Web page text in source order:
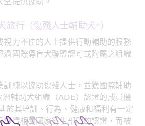
旅行（傷殘人士輔助犬*）
視力不佳的人士提供行動輔助的服務
過國際導盲犬聯盟認可或附屬之組織
訓練以協助傷殘人士，並獲國際輔助
輔助犬組織（ADE）認證的成員機
於其培訓、行為、健康和福利有一定
獲得相關國家衛生部門的認證，而被